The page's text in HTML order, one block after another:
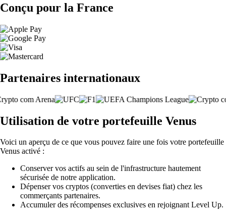
Conçu pour la France
Partenaires internationaux
Utilisation de votre portefeuille Venus
Voici un aperçu de ce que vous pouvez faire une fois votre portefeuille
Venus activé :
Conserver vos actifs au sein de l'infrastructure hautement
sécurisée de notre application.
Dépenser vos cryptos (converties en devises fiat) chez les
commerçants partenaires.
Accumuler des récompenses exclusives en rejoignant Level Up.